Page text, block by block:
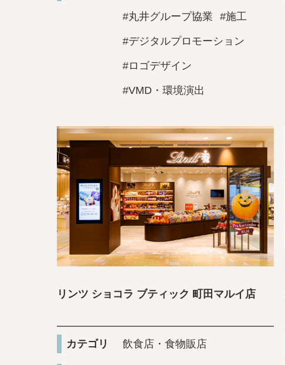
#丸井グループ協業 #施工
#デジタルプロモーション
#ロゴデザイン
#VMD・環境演出
リンツ ショコラ ブティック 町田マルイ店
カテゴリ 飲食店・食物販店